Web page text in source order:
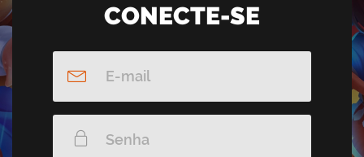
CONECTE-SE